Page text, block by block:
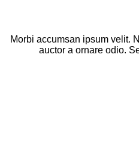
Morbi accumsan ipsum velit.
auctor a ornare odio.